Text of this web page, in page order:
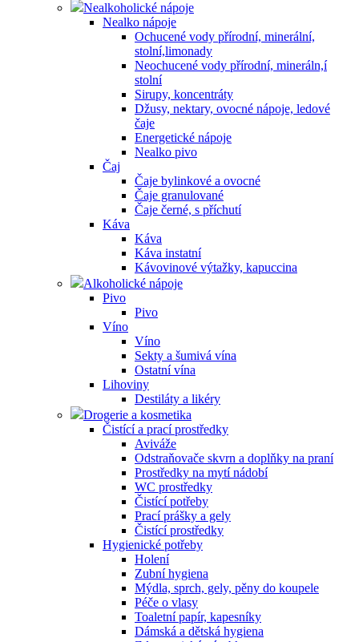
Nealkoholické nápoje
Nealko nápoje
Ochucené vody přírodní, minerální,
stolní,limonady
Neochucené vody přírodní, mineráln,í
stolní
Sirupy, koncentráty
Džusy, nektary, ovocné nápoje, ledové
čaje
Energetické nápoje
Nealko pivo
Čaj
Čaje bylinkové a ovocné
Čaje granulované
Čaje černé, s příchutí
Káva
Káva
Káva instatní
Kávovinové výtažky, kapuccina
Alkoholické nápoje
Pivo
Pivo
Víno
Víno
Sekty a šumivá vína
Ostatní vína
Lihoviny
Destiláty a likéry
Drogerie a kosmetika
Čistící a prací prostředky
Aviváže
Odstraňovače skvrn a doplňky na praní
Prostředky na mytí nádobí
WC prostředky
Čistící potřeby
Prací prášky a gely
Čistící prostředky
Hygienické potřeby
Holení
Zubní hygiena
Mýdla, sprch, gely, pěny do koupele
Péče o vlasy
Toaletní papír, kapesníky
Dámská a dětská hygiena